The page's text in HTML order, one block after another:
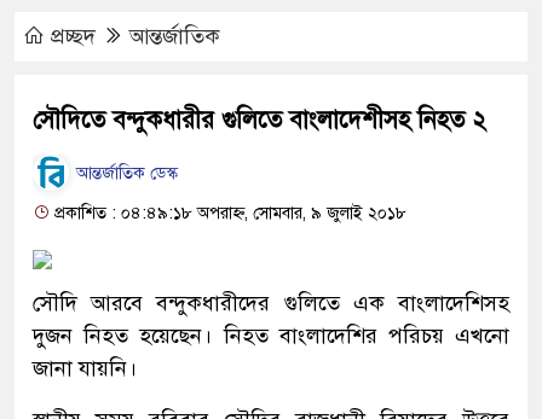
প্রচ্ছদ আন্তর্জাতিক
সৌদিতে বন্দুকধারীর গুলিতে বাংলাদেশীসহ নিহত ২
আন্তর্জাতিক ডেস্ক
প্রকাশিত : ০৪:৪৯:১৮ অপরাহ্ন, সোমবার, ৯ জুলাই ২০১৮
সৌদি আরবে বন্দুকধারীদের গুলিতে এক বাংলাদেশিসহ
দুজন নিহত হয়েছেন। নিহত বাংলাদেশির পরিচয় এখনো
জানা যায়নি।